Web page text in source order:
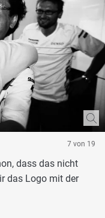
7 von 19
dass das nicht
das Logo mit der